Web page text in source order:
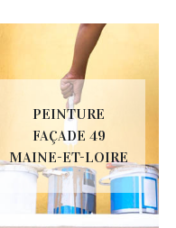
PEINTURE
FAÇADE 49
MAINE-ET-LOIRE